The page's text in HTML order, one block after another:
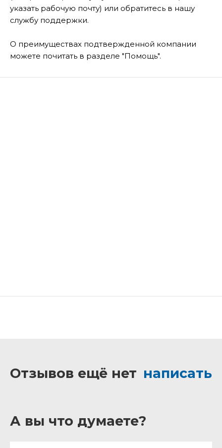
указать рабочую почту) или обратитесь в нашу
службу поддержки.
О преимуществах подтвержденной компании
можете почитать в разделе "Помощь".
Отзывов ещё нет написать
А вы что думаете?